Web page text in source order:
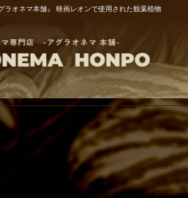
オネマ本舗』 映画レオンで使用された観葉植物